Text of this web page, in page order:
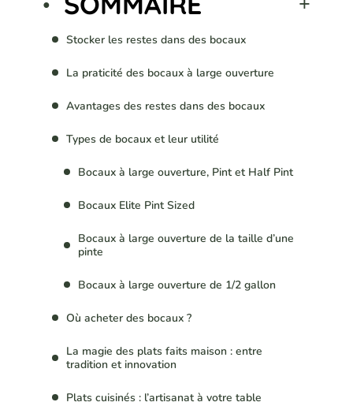
Stocker les restes dans des bocaux
La praticité des bocaux à large ouverture
Avantages des restes dans des bocaux
Types de bocaux et leur utilité
Bocaux à large ouverture, Pint et Half Pint
Bocaux Elite Pint Sized
Bocaux à large ouverture de la taille d’une
pinte
Bocaux à large ouverture de 1/2 gallon
Où acheter des bocaux ?
La magie des plats faits maison : entre
tradition et innovation
Plats cuisinés : l’artisanat à votre table